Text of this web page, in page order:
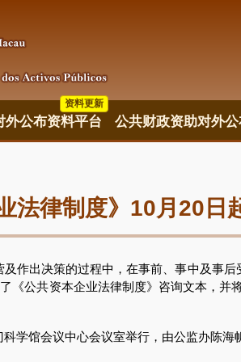
外公布资料平台
资料更新
公共财政资助对外
法律制度》10月20日
出决策的过程中，在事前、事中及事后
《公共资本企业法律制度》咨询文本，
馆会议中心会议室举行，由公监办陈海